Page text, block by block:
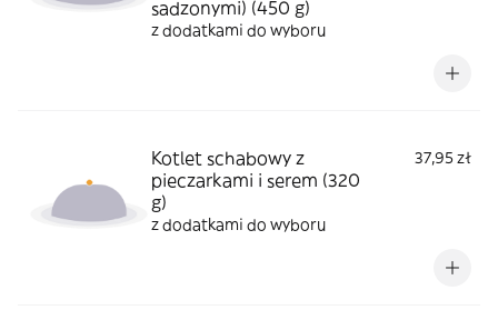
sadzonymi) (450 g)
z dodatkami do wyboru
Kotlet schabowy z
pieczarkami i serem (320
g)
37,95 zł
z dodatkami do wyboru